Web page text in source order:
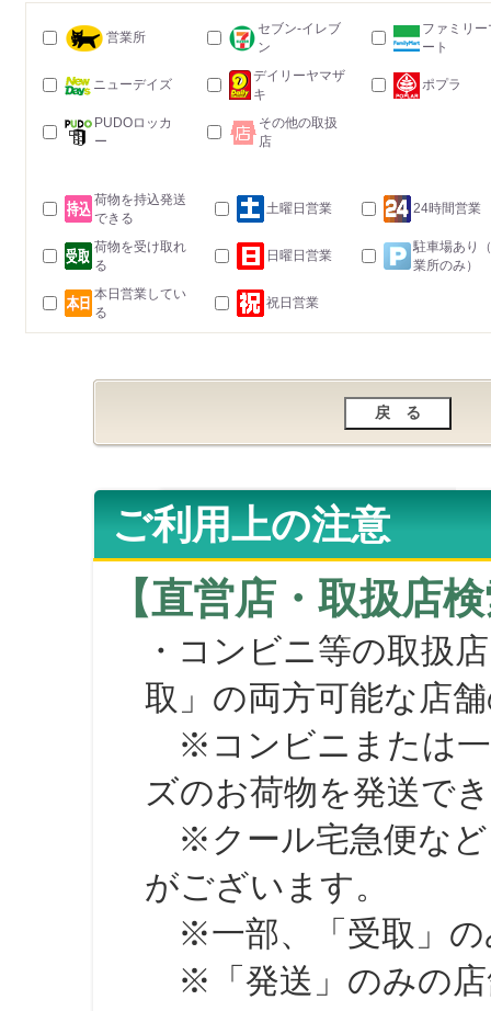
営業所
セブン-イレブ
ン
ファミリー
ート
ニューデイズ
デイリーヤマザ
キ
ポプラ
PUDOロッカ
ー
その他の取扱
店
荷物を持込発送
できる
土曜日営業 24時間営業
荷物を受け取れ
る
日曜日営業
駐車場あり
業所のみ）
本日営業してい
る
祝日営業
ご利用上の注意
【直営店・取扱店
・コンビニ等の取扱
取」の両方可能な店
※コンビニまたは一
ズのお荷物を発送で
※クール宅急便など
がございます。
※一部、「受取」の
※「発送」のみの店